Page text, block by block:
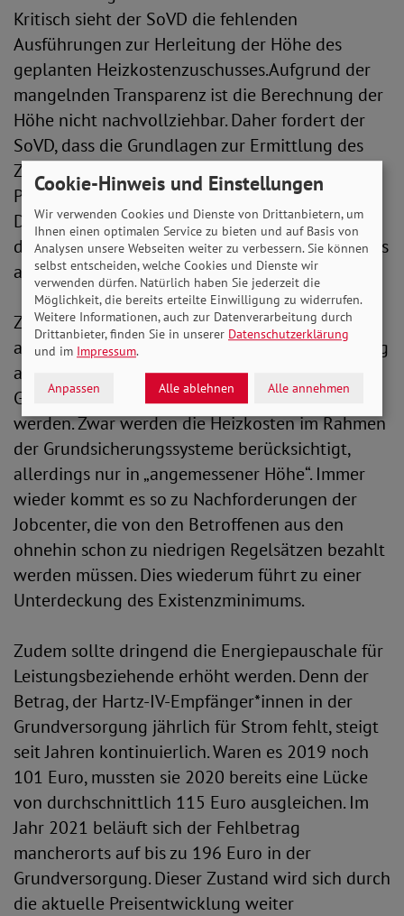
Kritisch sieht der SoVD die fehlenden
Ausführungen zur Herleitung der Höhe des
geplanten Heizkostenzuschusses.Aufgrund der
mangelnden Transparenz ist die Berechnung der
Höhe nicht nachvollziehbar. Daher fordert der
SoVD, dass die Grundlagen zur Ermittlung des
Zuschusses offengelegt werden.Angesichts von
Preissteigerungen um das Doppelte oder sogar
Dreifache erscheint ein Betrag von 135 Euro für
die komplette Heizperiode 2021/2022 allerdings
als zu niedrig.
Zudem sieht der SoVD es angesichts der
aktuellen Hochpreisphase als absolut notwendig
an, dass neben Wohngeldbeziehenden auch
Grundsicherungsbeziehende finanziell entlastet
werden. Zwar werden die Heizkosten im Rahmen
der Grundsicherungssysteme berücksichtigt,
allerdings nur in „angemessener Höhe“. Immer
wieder kommt es so zu Nachforderungen der
Jobcenter, die von den Betroffenen aus den
ohnehin schon zu niedrigen Regelsätzen bezahlt
werden müssen. Dies wiederum führt zu einer
Unterdeckung des Existenzminimums.
Zudem sollte dringend die Energiepauschale für
Leistungsbeziehende erhöht werden. Denn der
Betrag, der Hartz-IV-Empfänger*innen in der
Grundversorgung jährlich für Strom fehlt, steigt
seit Jahren kontinuierlich. Waren es 2019 noch
101 Euro, mussten sie 2020 bereits eine Lücke
von durchschnittlich 115 Euro ausgleichen. Im
Jahr 2021 beläuft sich der Fehlbetrag
mancherorts auf bis zu 196 Euro in der
Grundversorgung. Dieser Zustand wird sich durch
die aktuelle Preisentwicklung weiter
Cookie-Hinweis und Einstellungen
Wir verwenden Cookies und Dienste von Drittanbietern, um
Ihnen einen optimalen Service zu bieten und auf Basis von
Analysen unsere Webseiten weiter zu verbessern. Sie können
selbst entscheiden, welche Cookies und Dienste wir
verwenden dürfen. Natürlich haben Sie jederzeit die
Möglichkeit, die bereits erteilte Einwilligung zu widerrufen.
Weitere Informationen, auch zur Datenverarbeitung durch
Drittanbieter, finden Sie in unserer Datenschutzerklärung
und im Impressum.
Anpassen Alle ablehnen Alle annehmen